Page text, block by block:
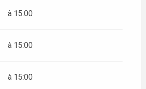
à 15:00
à 15:00
à 15:00